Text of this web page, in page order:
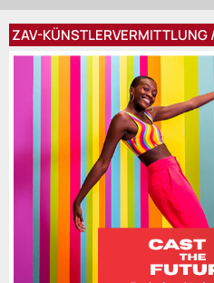
ZAV-KÜNSTLERVERMITTLUNG